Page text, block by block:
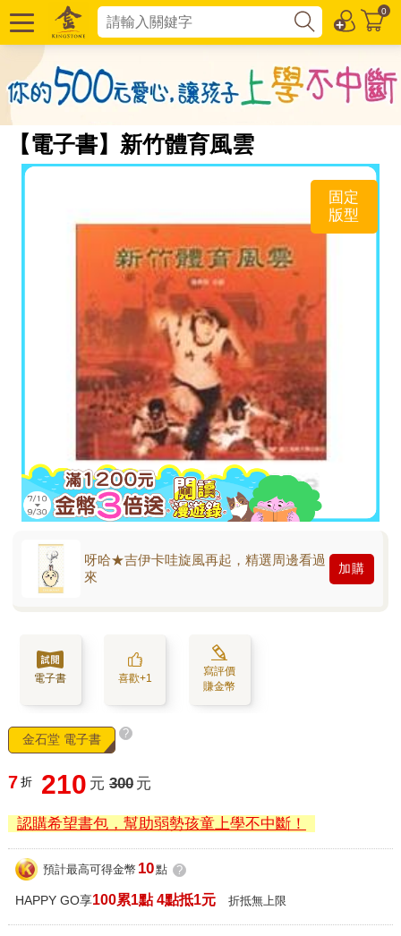
0
【電子書】新竹體育風雲
固定
版型
呀哈★吉伊卡哇旋風再起，精選周邊看過
來
加購
電子書 喜歡+1
寫評價
賺金幣
金石堂 電子書 ?
7 折 210 元 300 元
認購希望書包，幫助弱勢孩童上學不中斷！
預計最高可得金幣 10點 ?
HAPPY GO享100累1點 4點抵1元 折抵無上限